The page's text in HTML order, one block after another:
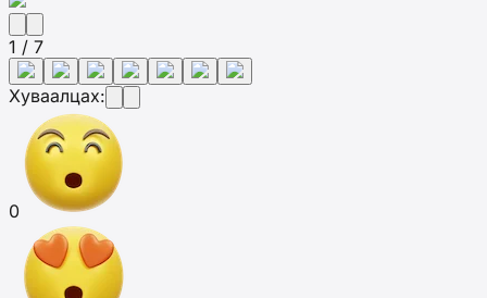
1 / 7
Хуваалцах:
0